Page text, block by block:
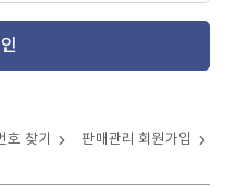
호 찾기 판매관리 회원가입